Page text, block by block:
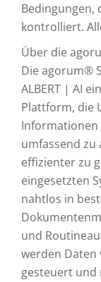
Bedingungen,
kontrolliert.
Über die
Die agorum®
ALBERT | AI
Plattform, die
Informationen
umfassend
effizienter zu
eingesetzten
nahtlos in
und
werden Daten
gesteuert und